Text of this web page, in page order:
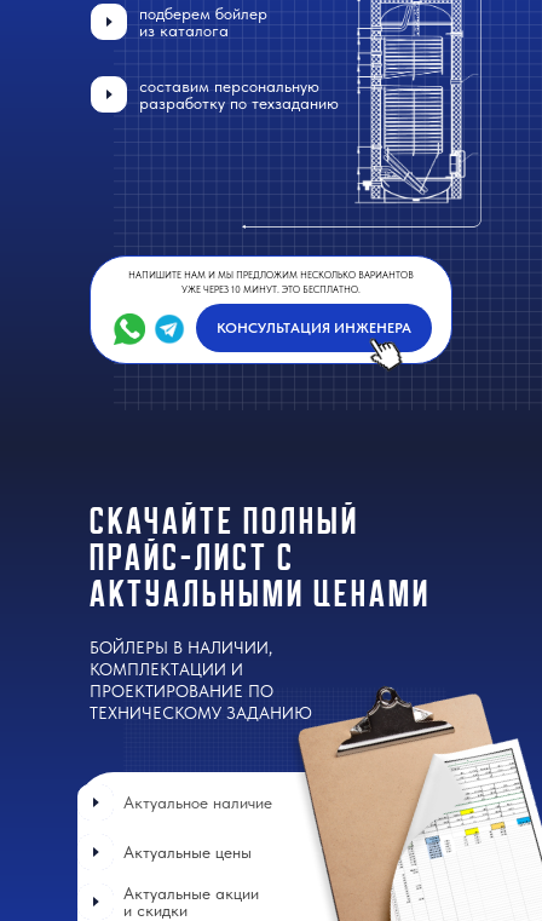
НАПИШИТЕ НАМ И МЫ ПРЕДЛОЖИМ НЕСКОЛЬКО ВАРИАНТОВ
УЖЕ ЧЕРЕЗ 10 МИНУТ. ЭТО БЕСПЛАТНО.
КОНСУЛЬТАЦИЯ ИНЖЕНЕРА
подберем бойлер
из каталога
составим персональную
разработку по техзаданию
СКАЧАЙТЕ ПОЛНЫЙ
ПРАЙС-лист с
актуальными ценами
БОЙЛЕРЫ В НАЛИЧИИ,
КОМПЛЕКТАЦИИ И
ПРОЕКТИРОВАНИЕ ПО
ТЕХНИЧЕСКОМУ ЗАДАНИЮ
Актуальное наличие
Актуальные цены
Актуальные акции
и скидки